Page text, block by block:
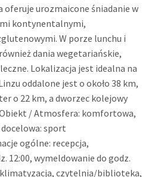
oferuje urozmaicone śniadanie w
kontynentalnymi,
W porze lunchu i
dania wegetariańskie,
Lokalizacja jest idealna na
oddalone jest o około 38 km,
o 22 km, a dworzec kolejowy
/ Atmosfera: komfortowa,
sport
ogólne: recepcja,
12:00, wymeldowanie do godz.
klimatyzacja, czytelnia/biblioteka,